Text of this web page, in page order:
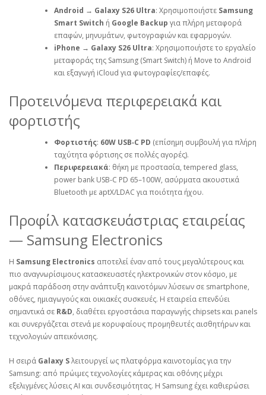
Android → Galaxy S26 Ultra: Χρησιμοποιήστε Samsung
Smart Switch ή Google Backup για πλήρη μεταφορά
επαφών, μηνυμάτων, φωτογραφιών και εφαρμογών.
iPhone → Galaxy S26 Ultra: Χρησιμοποιήστε το εργαλείο
μεταφοράς της Samsung (Smart Switch) ή Move to Android
και εξαγωγή iCloud για φωτογραφίες/επαφές.
Προτεινόμενα περιφερειακά και
φορτιστής
Φορτιστής: 60W USB‑C PD (επίσημη συμβουλή για πλήρη
ταχύτητα φόρτισης σε πολλές αγορές).
Περιφερειακά: θήκη με προστασία, tempered glass,
power bank USB‑C PD 65–100W, ασύρματα ακουστικά
Bluetooth με aptX/LDAC για ποιότητα ήχου.
Προφίλ κατασκευάστριας εταιρείας
— Samsung Electronics
Η Samsung Electronics αποτελεί έναν από τους μεγαλύτερους και
πιο αναγνωρίσιμους κατασκευαστές ηλεκτρονικών στον κόσμο, με
μακρά παράδοση στην ανάπτυξη καινοτόμων λύσεων σε smartphone,
οθόνες, ημιαγωγούς και οικιακές συσκευές. Η εταιρεία επενδύει
σημαντικά σε R&D, διαθέτει εργοστάσια παραγωγής chipsets και panels
και συνεργάζεται στενά με κορυφαίους προμηθευτές αισθητήρων και
τεχνολογιών απεικόνισης.
Η σειρά Galaxy Sλειτουργεί ως πλατφόρμα καινοτομίας για την
Samsung: από πρώιμες τεχνολογίες κάμερας και οθόνης μέχρι
εξελιγμένες λύσεις AI και συνδεσιμότητας. Η Samsung έχει καθιερώσει